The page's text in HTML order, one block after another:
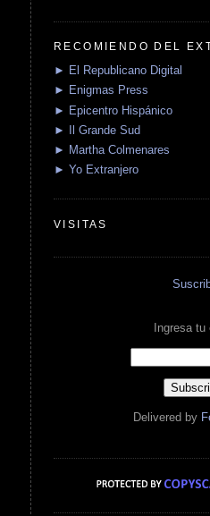
RECOMIENDO DEL
► El Republicano Digital
► Enigmas Press
► Epicentro Hispánico
► Il Grande Sud
► Martha Colmenares
► Yo Extranjero
VISITAS
Ingresa tu
Delivered by